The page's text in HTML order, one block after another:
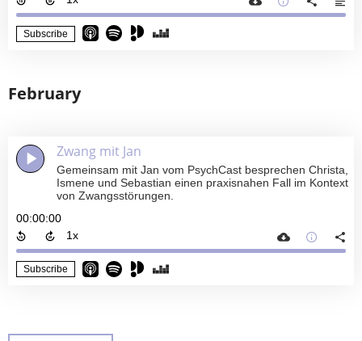
Subscribe
February
Zwang mit Jan
Gemeinsam mit Jan vom PsychCast besprechen Christa,
Ismene und Sebastian einen praxisnahen Fall im Kontext
von Zwangsstörungen.
00:00:00
Subscribe